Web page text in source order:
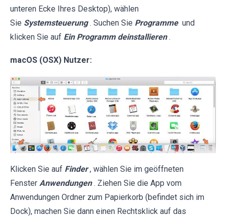
unteren Ecke Ihres Desktop), wählen
Sie Systemsteuerung . Suchen Sie Programme und
klicken Sie auf Ein Programm deinstallieren .
macOS (OSX) Nutzer:
Klicken Sie auf Finder , wählen Sie im geöffneten
Fenster Anwendungen . Ziehen Sie die App vom
Anwendungen Ordner zum Papierkorb (befindet sich im
Dock), machen Sie dann einen Rechtsklick auf das